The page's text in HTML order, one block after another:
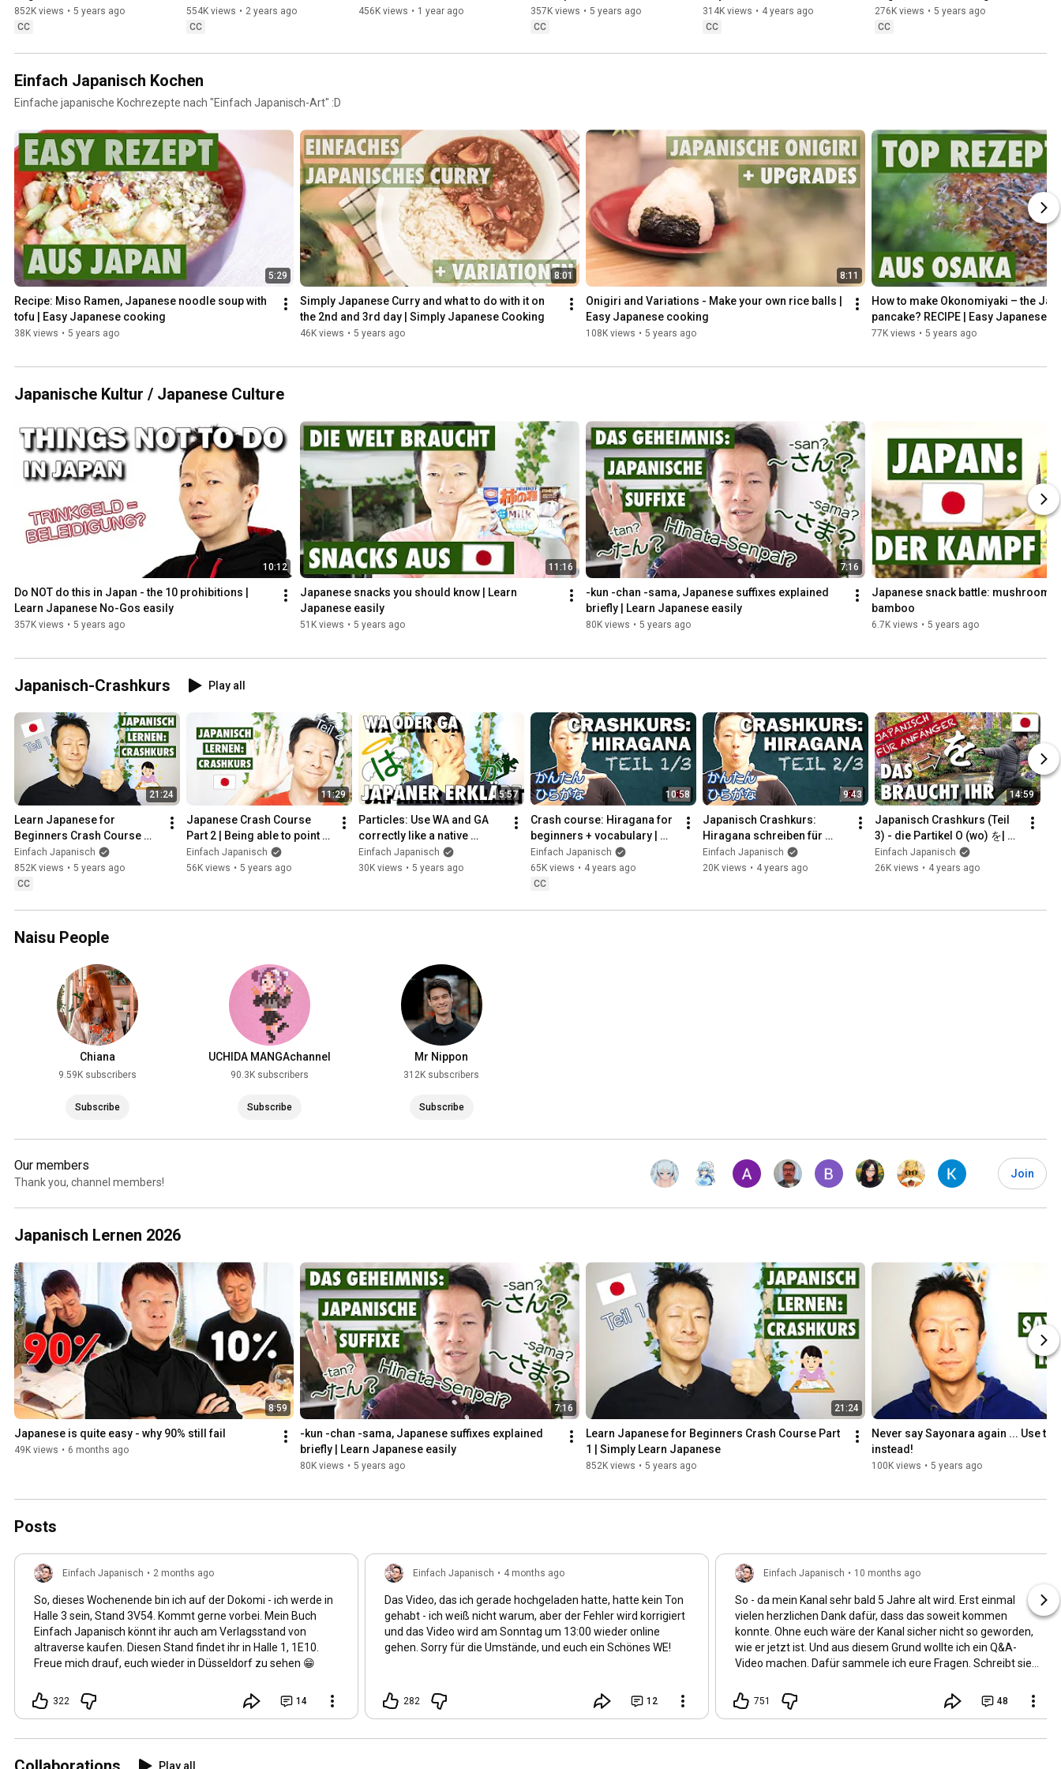
Part 1 | Simply Learn
Japanese
852K views • 5 years ago
CC
Assassin's Creed Shadows.
554K views • 2 years ago
CC
Japan closing down? The
456K views • 1 year ago
Japanese No-Gos easily
357K views • 5 years ago
CC
314K views • 4 years ago
CC
started?  | Learn Japanese
easily
276K views • 5 years ago
CC
Einfach Japanisch Kochen
Einfache japanische Kochrezepte nach "Einfach Japanisch-Art" :D
5:29
Recipe: Miso Ramen, Japanese noodle soup with
tofu | Easy Japanese cooking
38K views • 5 years ago
8:01
Simply Japanese Curry and what to do with it on
the 2nd and 3rd day | Simply Japanese Cooking
46K views • 5 years ago
8:11
Onigiri and Variations - Make your own rice balls |
Easy Japanese cooking
108K views • 5 years ago
How to make Okonomiyaki – the
pancake? RECIPE | Easy Japanese
77K views • 5 years ago
Japanische Kultur / Japanese Culture
10:12
Do NOT do this in Japan - the 10 prohibitions |
Learn Japanese No-Gos easily
357K views • 5 years ago
11:16
Japanese snacks you should know | Learn
Japanese easily
51K views • 5 years ago
7:16
-kun -chan -sama, Japanese suffixes explained
briefly | Learn Japanese easily
80K views • 5 years ago
Japanese snack battle: mushrooms
bamboo
6.7K views • 5 years ago
Japanisch-Crashkurs Play all
21:24
Learn Japanese for
Beginners Crash Course
Part 1 | Simply Learn
Japanese
Einfach Japanisch
852K views • 5 years ago
CC
11:29
Japanese Crash Course
Part 2 | Being able to point at
something - Kore sore are
dore
Einfach Japanisch
56K views • 5 years ago
5:57
Particles: Use WA and GA
correctly like a native
speaker - Japanese crash
course
Einfach Japanisch
30K views • 5 years ago
10:58
Crash course: Hiragana for
beginners + vocabulary |
Learn Japanese easily
Einfach Japanisch
65K views • 4 years ago
CC
9:43
Japanisch Crashkurs:
Hiragana schreiben für
Anfänger + Vokabeln 2/3 |
Einfach Japanisch lernen
Einfach Japanisch
20K views • 4 years ago
14:59
Japanisch Crashkurs (Teil
3) - die Partikel O (wo) を|
Einfach Japanisch lernen
Einfach Japanisch
26K views • 4 years ago
Naisu People
Chiana
9.59K subscribers
Subscribe
UCHIDA MANGAchannel
90.3K subscribers
Subscribe
Mr Nippon
312K subscribers
Subscribe
Our members
Thank you, channel members!
Join
Japanisch Lernen 2026
8:59
Japanese is quite easy - why 90% still fail
49K views • 6 months ago
7:16
-kun -chan -sama, Japanese suffixes explained
briefly | Learn Japanese easily
80K views • 5 years ago
21:24
Learn Japanese for Beginners Crash Course Part
1 | Simply Learn Japanese
852K views • 5 years ago
Never say Sayonara again ... Use
100K views • 5 years ago
Posts
Einfach Japanisch • 2 months ago
So, dieses Wochenende bin ich auf der Dokomi - ich werde in
Halle 3 sein, Stand 3V54. Kommt gerne vorbei. Mein Buch
Einfach Japanisch könnt ihr auch am Verlagsstand von
altraverse kaufen. Diesen Stand findet ihr in Halle 1, 1E10.
Freue mich drauf, euch wieder in Düsseldorf zu sehen 😁
322 14
Einfach Japanisch • 4 months ago
Das Video, das ich gerade hochgeladen hatte, hatte kein Ton
gehabt - ich weiß nicht warum, aber der Fehler wird korrigiert
und das Video wird am Sonntag um 13:00 wieder online
gehen. Sorry für die Umstände, und euch ein Schönes WE!
282 12
Einfach Japanisch • 10 months ago
So - da mein Kanal sehr bald 5 Jahre alt wird. Erst einmal
vielen herzlichen Dank dafür, dass das soweit kommen
konnte. Ohne euch wäre der Kanal sicher nicht so geworden,
wie er jetzt ist. Und aus diesem Grund wollte ich ein Q&A-
Video machen. Dafür sammele ich eure Fragen. Schreibt sie
so gut wie es geht - aussuchen 😁
751 48
Play all